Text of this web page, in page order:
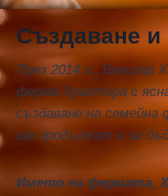
Създаване и
През 2014 г., Велизар
ферма Христора с
създаване на
ще продължат и за
Името на фермата,